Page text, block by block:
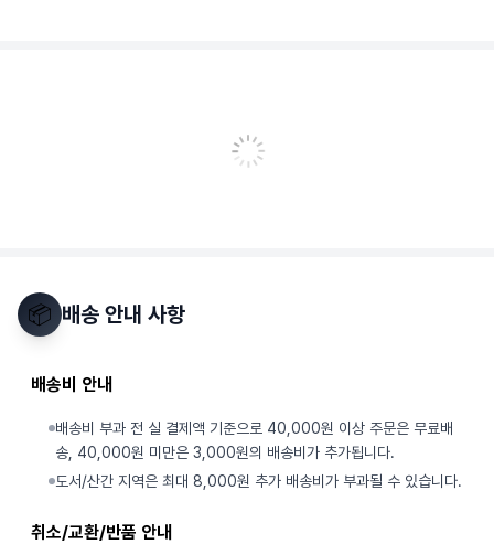
📦 배송 안내 사항
배송비 안내
배송비 부과 전 실 결제액 기준으로 40,000원 이상 주문은 무료배
송, 40,000원 미만은 3,000원의 배송비가 추가됩니다.
도서/산간 지역은 최대 8,000원 추가 배송비가 부과될 수 있습니다.
취소/교환/반품 안내